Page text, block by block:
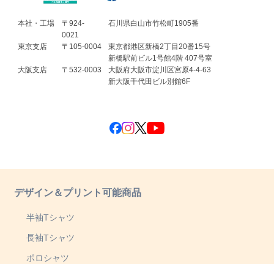
本社・工場
〒924-
0021
石川県白山市竹松町1905番
東京支店 〒105-0004
東京都港区新橋2丁目20番15号
新橋駅前ビル1号館4階 407号室
大阪支店
〒532-0003
大阪府大阪市淀川区宮原4-4-63
新大阪千代田ビル別館6F
デザイン＆プリント可能商品
半袖Tシャツ
長袖Tシャツ
ポロシャツ